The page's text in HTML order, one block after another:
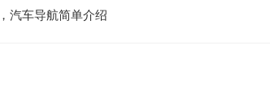
汽车导航简单介绍